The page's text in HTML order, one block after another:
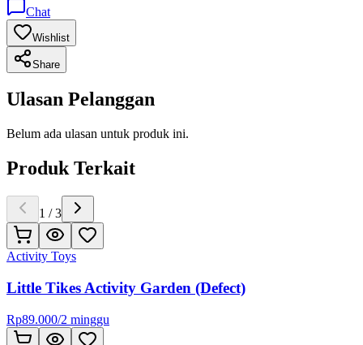
Chat
Wishlist
Share
Ulasan Pelanggan
Belum ada ulasan untuk produk ini.
Produk Terkait
1 /3
Activity Toys
Little Tikes Activity Garden (Defect)
Rp89.000/2 minggu